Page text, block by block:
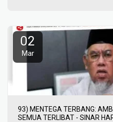
02
Mar
93) MENTEGA TERBANG:
SEMUA TERLIBAT - SINAR